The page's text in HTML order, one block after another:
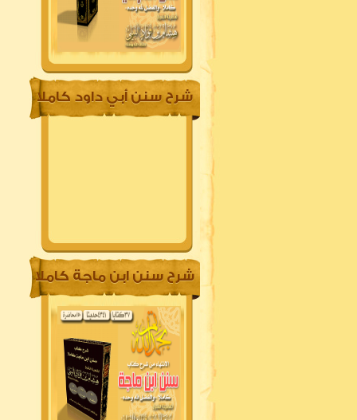
شرح سنن أبي داود كاملا
شرح سنن ابن ماجة كاملا